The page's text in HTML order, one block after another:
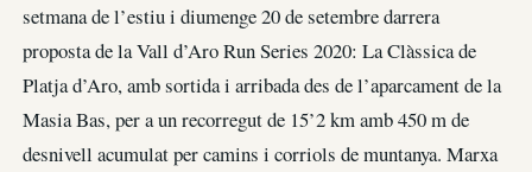
setmana de l’estiu i diumenge 20 de setembre darrera
proposta de la Vall d’Aro Run Series 2020: La Clàssica de
Platja d’Aro, amb sortida i arribada des de l’aparcament de la
Masia Bas, per a un recorregut de 15’2 km amb 450 m de
desnivell acumulat per camins i corriols de muntanya. Marxa